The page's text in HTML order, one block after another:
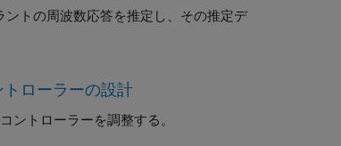
トの周波数応答を推定し、その推定デ
ローラーの設計
ントローラーを調整する。